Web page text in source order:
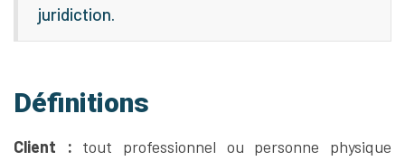
juridiction.
Définitions
Client : tout professionnel ou personne physique